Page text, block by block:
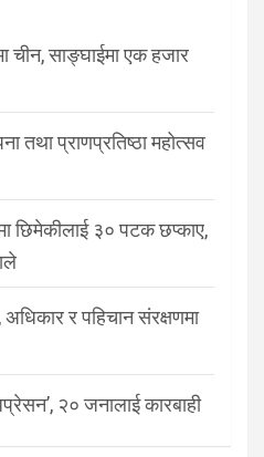
चीन, साङ्घाईमा एक हजार
तथा प्राणप्रतिष्ठा महोत्सव
छिमेकीलाई ३० पटक छप्काए,
र पहिचान संरक्षणमा
२० जनालाई कारबाही